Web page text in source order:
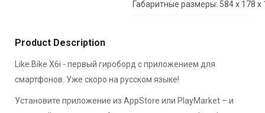
Product Description
Like.Bike X6i - первый гироборд с приложением для
смартфонов. Уже скоро на русском языке!
Установите приложение из AppStore или PlayMarket – и